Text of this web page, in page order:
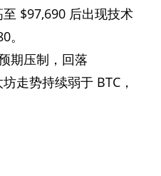
至 $97,690 后出现技术
。
期压制，回落
走势持续弱于 BTC，